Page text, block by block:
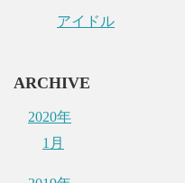
アイドル
ARCHIVE
2020年
1月